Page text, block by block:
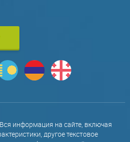
информация на сайте, включая
другое текстовое